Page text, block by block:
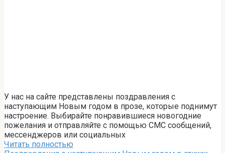
У нас на сайте представлены поздравления с
наступающим Новым годом в прозе, которые поднимут
настроение. Выбирайте понравившиеся новогодние
пожелания и отправляйте с помощью СМС сообщений,
мессенджеров или социальных
Читать полностью